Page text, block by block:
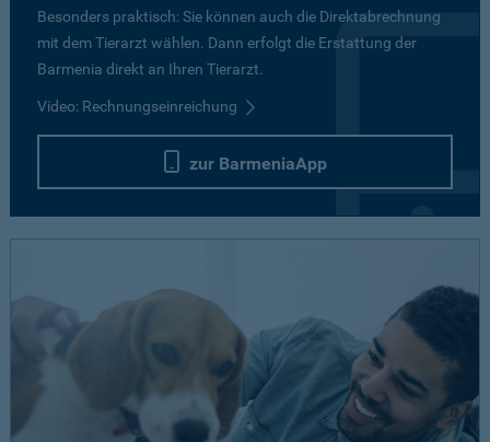
Besonders praktisch: Sie können auch die Direktabrechnung
mit dem Tierarzt wählen. Dann erfolgt die Erstattung der
Barmenia direkt an Ihren Tierarzt.
Video: Rechnungseinreichung
zur BarmeniaApp